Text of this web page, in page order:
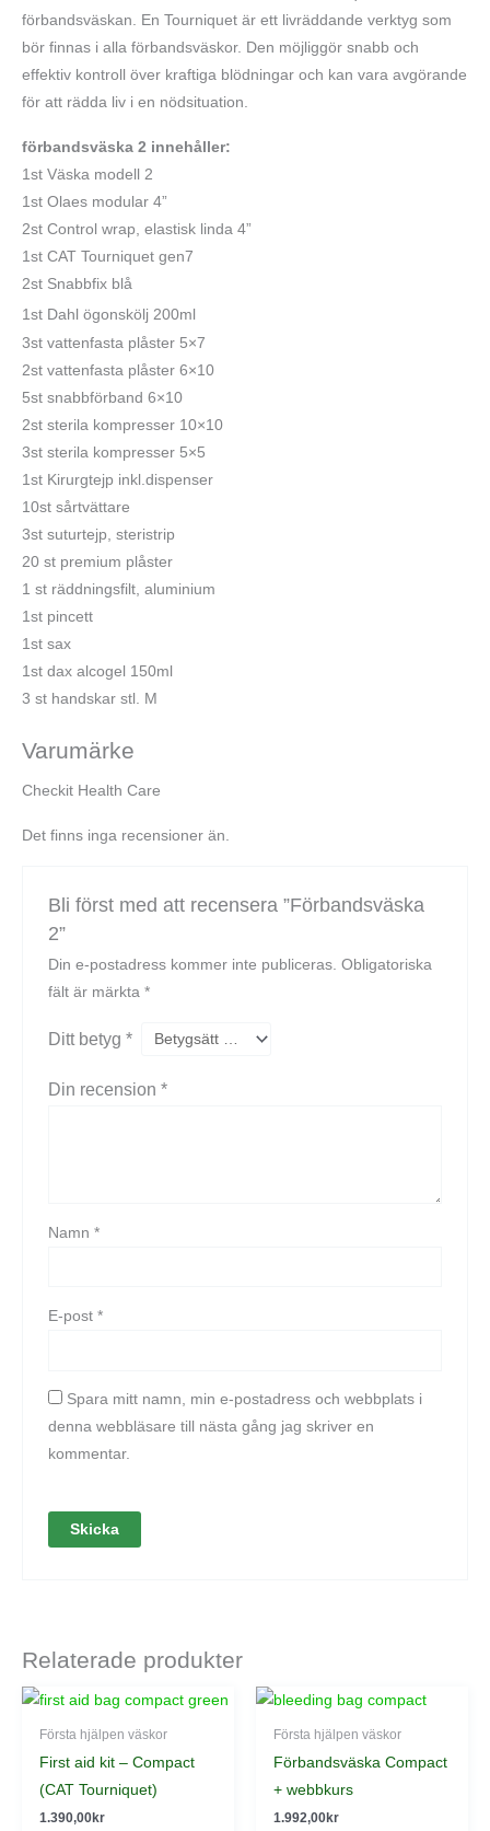
förbandsväskan. En Tourniquet är ett livräddande verktyg som
bör finnas i alla förbandsväskor. Den möjliggör snabb och
effektiv kontroll över kraftiga blödningar och kan vara avgörande
för att rädda liv i en nödsituation.
förbandsväska 2 innehåller:
1st Väska modell 2
1st Olaes modular 4”
2st Control wrap, elastisk linda 4”
1st CAT Tourniquet gen7
2st Snabbfix blå
1st Dahl ögonskölj 200ml
3st vattenfasta plåster 5×7
2st vattenfasta plåster 6×10
5st snabbförband 6×10
2st sterila kompresser 10×10
3st sterila kompresser 5×5
1st Kirurgtejp inkl.dispenser
10st sårtvättare
3st suturtejp, steristrip
20 st premium plåster
1 st räddningsfilt, aluminium
1st pincett
1st sax
1st dax alcogel 150ml
3 st handskar stl. M
Varumärke
Checkit Health Care
Det finns inga recensioner än.
Bli först med att recensera ”Förbandsväska
2”
Din e-postadress kommer inte publiceras. Obligatoriska
fält är märkta *
Ditt betyg *
Din recension *
Namn *
E-post *
Spara mitt namn, min e-postadress och webbplats i
denna webbläsare till nästa gång jag skriver en
kommentar.
Relaterade produkter
Första hjälpen väskor
First aid kit – Compact
(CAT Tourniquet)
1.390,00kr
Första hjälpen väskor
Förbandsväska Compact
+ webbkurs
1.992,00kr